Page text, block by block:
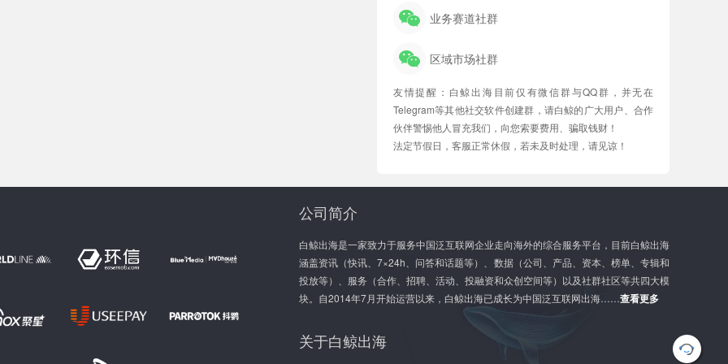
业务赛道社群
区域市场社群
友情提醒：白鲸出海目前仅有微信群与QQ群，并无在
Telegram等其他社交软件创建群，请白鲸的广大用户、合作
伙伴警惕他人冒充我们，向您索要费用、骗取钱财！
法定节假日，客服正常休假，若未及时处理，请见谅！
G
l
公司简介
白鲸出海是一家致力于服务中国泛互联网企业走向海外的综合服务平台，目前白鲸出海
涵盖资讯（快讯、7×24h、问答和话题等）、数据（公司、产品、资本、榜单、专辑和
投放等）、服务（合作、招聘、活动、投融资和众创空间等）以及社群社区等共四大模
块。自2014年7月开始运营以来，白鲸出海已成长为中国泛互联网出海……查看更多
关于白鲸出海